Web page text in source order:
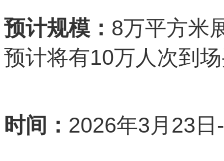
预计规模： 8万平方米
预计将有10万人次到
时间： 2026年3 月 23 日